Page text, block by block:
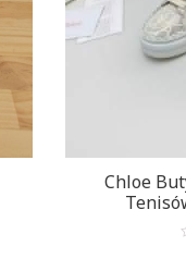
Chloe